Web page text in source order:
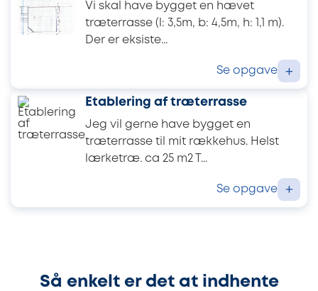
Vi skal have bygget en hævet
træterrasse (l: 3,5m, b: 4,5m, h: 1,1 m).
Der er eksiste...
Se opgave +
Etablering af træterrasse
Jeg vil gerne have bygget en
træterrasse til mit rækkehus. Helst
lærketræ. ca 25 m2 T...
Se opgave +
Så enkelt er det at indhente